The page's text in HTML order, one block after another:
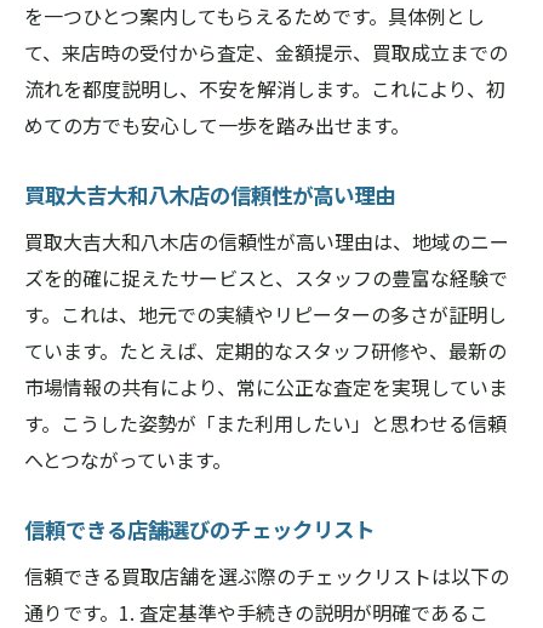
を一つひとつ案内してもらえるためです。具体例とし
て、来店時の受付から査定、金額提示、買取成立までの
流れを都度説明し、不安を解消します。これにより、初
めての方でも安心して一歩を踏み出せます。
買取大吉大和八木店の信頼性が高い理由
買取大吉大和八木店の信頼性が高い理由は、地域のニー
ズを的確に捉えたサービスと、スタッフの豊富な経験で
す。これは、地元での実績やリピーターの多さが証明し
ています。たとえば、定期的なスタッフ研修や、最新の
市場情報の共有により、常に公正な査定を実現していま
す。こうした姿勢が「また利用したい」と思わせる信頼
へとつながっています。
信頼できる店舗選びのチェックリスト
信頼できる買取店舗を選ぶ際のチェックリストは以下の
通りです。1. 査定基準や手続きの説明が明確であるこ